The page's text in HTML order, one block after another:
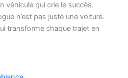
véhicule qui crie le succès.
n’est pas juste une voiture.
transforme chaque trajet en